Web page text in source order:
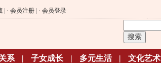
| · 会员注册 | · 会员登录
系 | 子女成长 | 多元生活 | 文化艺术